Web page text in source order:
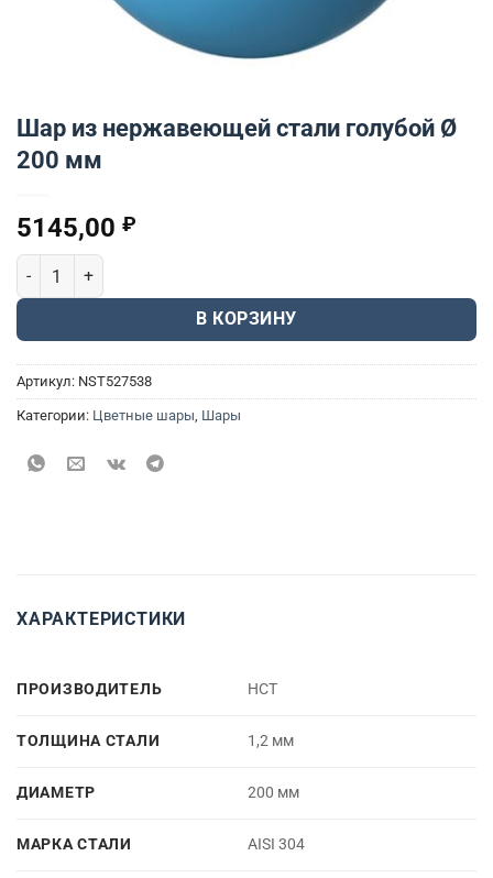
Шар из нержавеющей стали голубой Ø
200 мм
5145,00 ₽
Количество товара Шар из нержавеющей стали голубой Ø 200
В КОРЗИНУ
Артикул: NST527538
Категории: Цветные шары Шары
ХАРАКТЕРИСТИКИ
ПРОИЗВОДИТЕЛЬ НСТ
ТОЛЩИНА СТАЛИ 1,2 мм
ДИАМЕТР 200 мм
МАРКА СТАЛИ AISI 304